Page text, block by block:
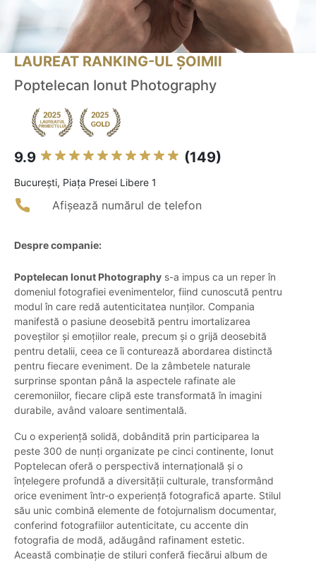
LAUREAT RANKING-UL ȘOIMII
Poptelecan Ionut Photography
9.9 (149)
Bucureşti, Piața Presei Libere 1
Afișează numărul de telefon
Despre companie:
Poptelecan Ionut Photography s-a impus ca un reper în
domeniul fotografiei evenimentelor, fiind cunoscută pentru
modul în care redă autenticitatea nunților. Compania
manifestă o pasiune deosebită pentru imortalizarea
poveștilor și emoțiilor reale, precum și o grijă deosebită
pentru detalii, ceea ce îi conturează abordarea distinctă
pentru fiecare eveniment. De la zâmbetele naturale
surprinse spontan până la aspectele rafinate ale
ceremoniilor, fiecare clipă este transformată în imagini
durabile, având valoare sentimentală.
Cu o experiență solidă, dobândită prin participarea la
peste 300 de nunți organizate pe cinci continente, Ionut
Poptelecan oferă o perspectivă internațională și o
înțelegere profundă a diversității culturale, transformând
orice eveniment într-o experiență fotografică aparte. Stilul
său unic combină elemente de fotojurnalism documentar,
conferind fotografiilor autenticitate, cu accente din
fotografia de modă, adăugând rafinament estetic.
Această combinație de stiluri conferă fiecărui album de